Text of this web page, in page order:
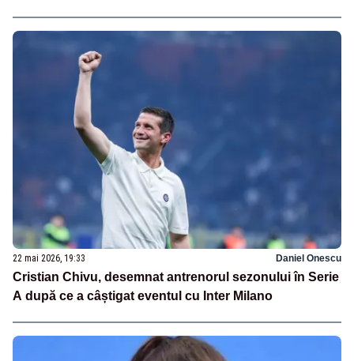
22 mai 2026, 19:33 Daniel Onescu
Cristian Chivu, desemnat antrenorul sezonului în Serie
A după ce a câștigat eventul cu Inter Milano